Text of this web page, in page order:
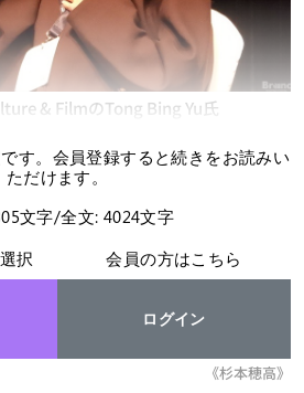
& FilmのTong Bing Yu氏
す。会員登録すると続きをお読みい
ただけます。
文字/全文: 4024文字
択
会員の方はこちら
ログイン
《杉本穂高》